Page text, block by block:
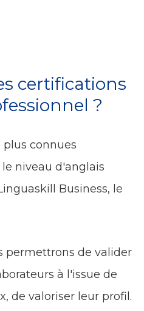
certifications
?
plus connues
niveau d'anglais
Business, le
permettrons de valider
à l'issue de
de valoriser leur profil.